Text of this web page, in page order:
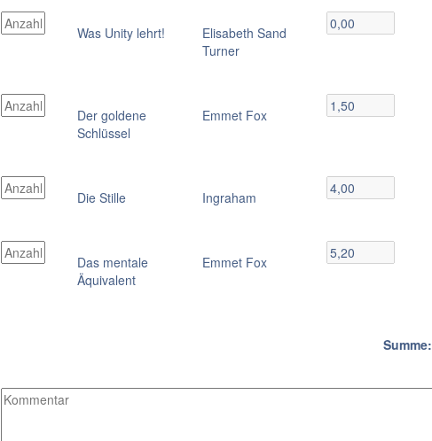
Was Unity lehrt!
Elisabeth Sand
Turner
Der goldene
Schlüssel
Emmet Fox
Die Stille Ingraham
Das mentale
Äquivalent
Emmet Fox
Summe: